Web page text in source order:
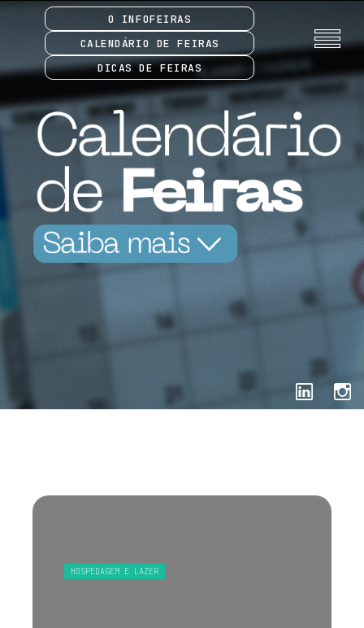
O INFOFEIRAS
CALENDÁRIO DE FEIRAS
DICAS DE FEIRAS
HOSPEDAGEM E LAZER